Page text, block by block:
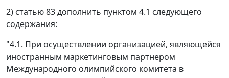
2) статью 83 дополнить пунктом 4.1 следующего
содержания:
"4.1. При осуществлении организацией, являющейся
иностранным маркетинговым партнером
Международного олимпийского комитета в